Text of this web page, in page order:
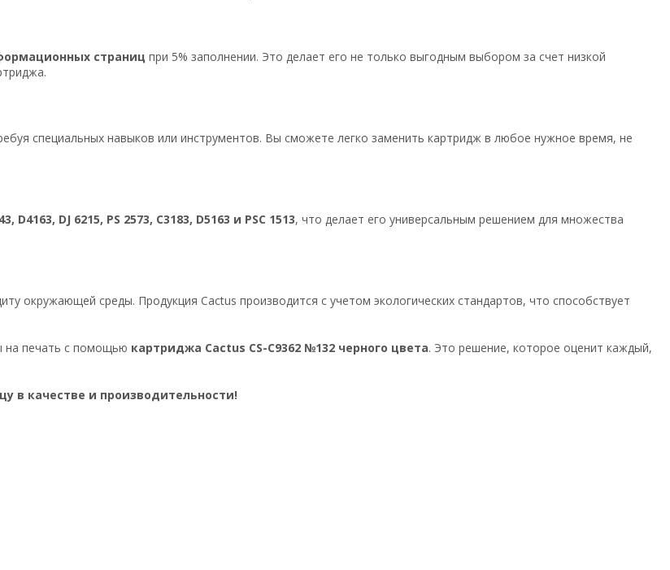
страниц при 5% заполнении. Это делает его не только выгодным выбором за счет низкой
специальных навыков или инструментов. Вы сможете легко заменить картридж в любое нужное время, не
D4163, DJ 6215, PS 2573, C3183, D5163 и PSC 1513, что делает его универсальным решением для множества
окружающей среды. Продукция Cactus производится с учетом экологических стандартов, что способствует
на печать с помощью картриджа Cactus CS-C9362 №132 черного цвета. Это решение, которое оценит каждый,
в качестве и производительности!